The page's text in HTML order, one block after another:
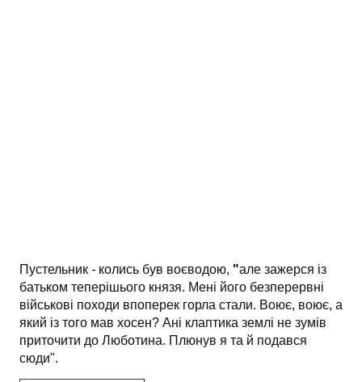
Пустельник - колись був воєводою, "але зажерся із
батьком теперішього князя. Мені його безперервні
військові походи впоперек горла стали. Воює, воює, а
який із того мав хосен? Ані клаптика землі не зумів
приточити до Люботина. Плюнув я та й подався
сюди".